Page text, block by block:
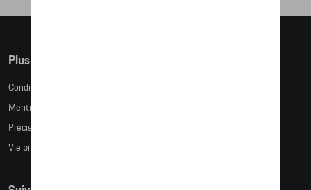
Plus d'informations
Conditions de vente
Mentions légales
Précision des tailles
Vie privée